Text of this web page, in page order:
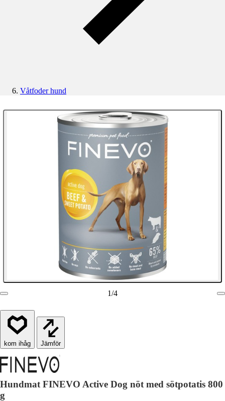
Våtfoder hund
1/4
Jämför
Hundmat FINEVO Active Dog nöt med sötpotatis 800
g